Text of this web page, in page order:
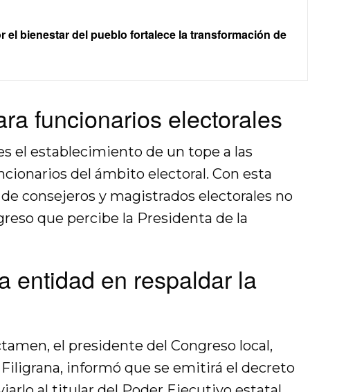
el bienestar del pueblo fortalece la transformación de
funcionarios electorales
el establecimiento de un tope a las
del ámbito electoral. Con esta
consejeros y magistrados electorales no
que percibe la Presidenta de la
entidad en respaldar la
el presidente del Congreso local,
informó que se emitirá el decreto